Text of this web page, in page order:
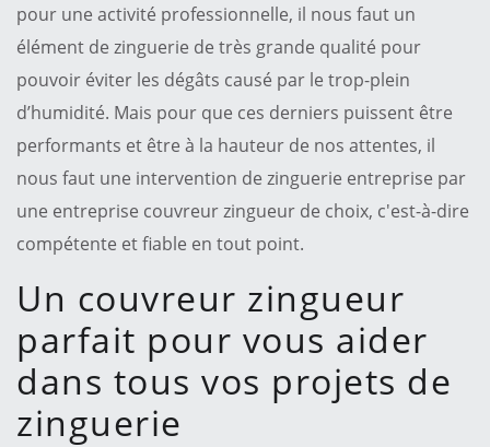
pour une activité professionnelle, il nous faut un
élément de zinguerie de très grande qualité pour
pouvoir éviter les dégâts causé par le trop-plein
d’humidité. Mais pour que ces derniers puissent être
performants et être à la hauteur de nos attentes, il
nous faut une intervention de zinguerie entreprise par
une entreprise couvreur zingueur de choix, c'est-à-dire
compétente et fiable en tout point.
Un couvreur zingueur
parfait pour vous aider
dans tous vos projets de
zinguerie